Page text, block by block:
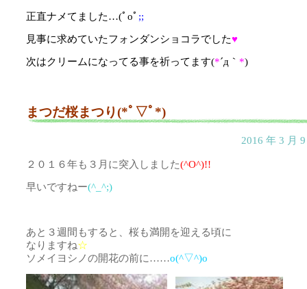
正直ナメてました…(ﾟoﾟ ;;
見事に求めていたフォンダンショコラでした♥
次はクリームになってる事を祈ってます(*´д｀ *)
まつだ桜まつり(*ﾟ▽ﾟ*)
2016 年 3 月
２０１６年も３月に突入しました(^O^)!!
早いですねー(^_^;)
あと３週間もすると、桜も満開を迎える頃に
なりますね☆
ソメイヨシノの開花の前に……o(^▽^)o